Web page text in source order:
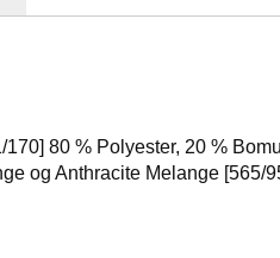
80 % Polyester, 20 %
og Anthracite Melange [565/